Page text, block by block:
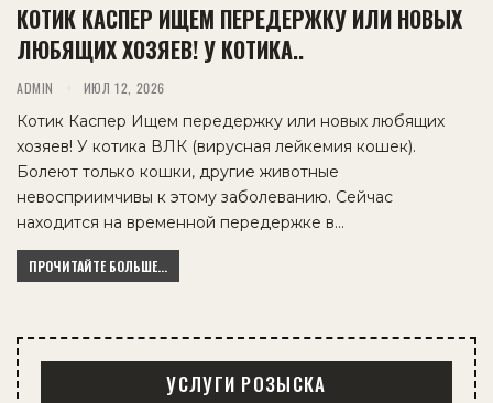
КОТИК КАСПЕР ИЩЕМ ПЕРЕДЕРЖКУ ИЛИ НОВЫХ
ЛЮБЯЩИХ ХОЗЯЕВ! У КОТИКА..
ADMIN ИЮЛ 12, 2026
Котик Каспер Ищем передержку или новых любящих
хозяев! У котика ВЛК (вирусная лейкемия кошек).
Болеют только кошки, другие животные
невосприимчивы к этому заболеванию. Сейчас
находится на временной передержке в…
ПРОЧИТАЙТЕ БОЛЬШЕ...
УСЛУГИ РОЗЫСКА